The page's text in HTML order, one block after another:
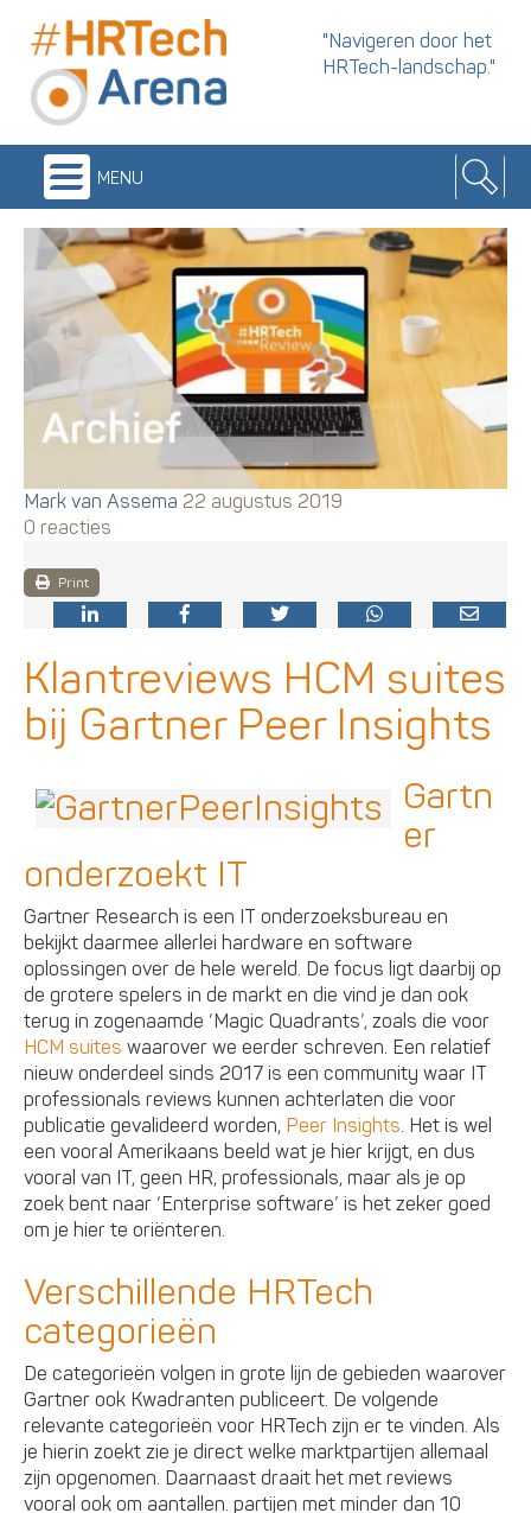
"Navigeren door het
HRTech-landschap."
menu
Mark van Assema 22 augustus 2019
0 reacties
Print
Klantreviews HCM suites
bij Gartner Peer Insights
Gartn
er
onderzoekt IT
Gartner Research is een IT onderzoeksbureau en
bekijkt daarmee allerlei hardware en software
oplossingen over de hele wereld. De focus ligt daarbij op
de grotere spelers in de markt en die vind je dan ook
terug in zogenaamde ‘Magic Quadrants’, zoals die voor
HCM suiteswaarover we eerder schreven. Een relatief
nieuw onderdeel sinds 2017 is een community waar IT
professionals reviews kunnen achterlaten die voor
publicatie gevalideerd worden, Peer Insights. Het is wel
een vooral Amerikaans beeld wat je hier krijgt, en dus
vooral van IT, geen HR, professionals, maar als je op
zoek bent naar ‘Enterprise software’ is het zeker goed
om je hier te oriënteren.
Verschillende HRTech
categorieën
De categorieën volgen in grote lijn de gebieden waarover
Gartner ook Kwadranten publiceert. De volgende
relevante categorieën voor HRTech zijn er te vinden. Als
je hierin zoekt zie je direct welke marktpartijen allemaal
zijn opgenomen. Daarnaast draait het met reviews
vooral ook om aantallen. partijen met minder dan 10